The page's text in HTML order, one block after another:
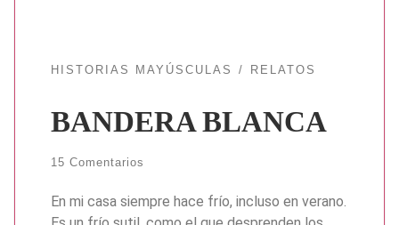
HISTORIAS MAYÚSCULAS RELATOS
BANDERA BLANCA
15 Comentarios
En mi casa siempre hace frío, incluso en verano.